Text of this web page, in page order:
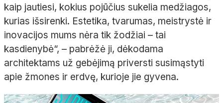
kaip jautiesi, kokius pojūčius sukelia medžiagos,
kurias išsirenki. Estetika, tvarumas, meistrystė ir
inovacijos mums nėra tik žodžiai – tai
kasdienybė“, – pabrėžė ji, dėkodama
architektams už gebėjimą priversti susimąstyti
apie žmones ir erdvę, kurioje jie gyvena.